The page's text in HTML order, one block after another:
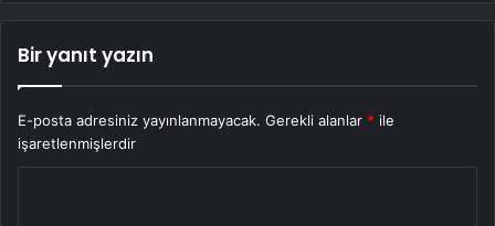
Bir yanıt yazın
E-posta adresiniz yayınlanmayacak. Gerekli alanlar * ile
işaretlenmişlerdir